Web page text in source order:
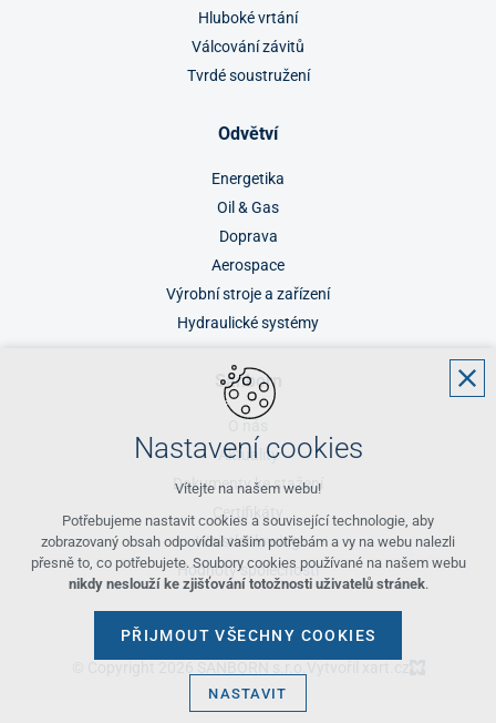
Hluboké vrtání
Válcování závitů
Tvrdé soustružení
Odvětví
Energetika
Oil & Gas
Doprava
Aerospace
Výrobní stroje a zařízení
Hydraulické systémy
Sanborn
O nás
Aktuality
Dokumenty ke stažení
Certifikáty
Whistleblowing
Hodnoty společnosti
Nastavení cookies
Vítejte na našem webu!
Potřebujeme nastavit cookies a související technologie, aby
zobrazovaný obsah odpovídal vašim potřebám a vy na webu nalezli
přesně to, co potřebujete. Soubory cookies používané na našem webu
nikdy neslouží ke zjišťování totožnosti uživatelů stránek.
PŘIJMOUT VŠECHNY COOKIES
NASTAVIT